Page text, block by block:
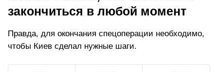
закончиться в любой момент
Правда, для окончания спецоперации необходимо,
чтобы Киев сделал нужные шаги.